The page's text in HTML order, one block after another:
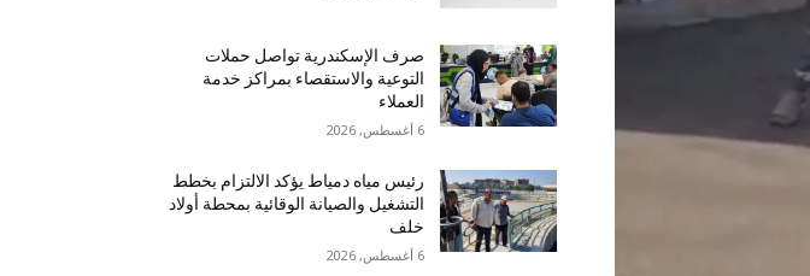
صرف الإسكندرية تواصل حملات
التوعية والاستقصاء بمراكز خدمة
العملاء
6 أغسطس, 2026
رئيس مياه دمياط يؤكد الالتزام بخطط
التشغيل والصيانة الوقائية بمحطة أولاد
خلف
6 أغسطس, 2026